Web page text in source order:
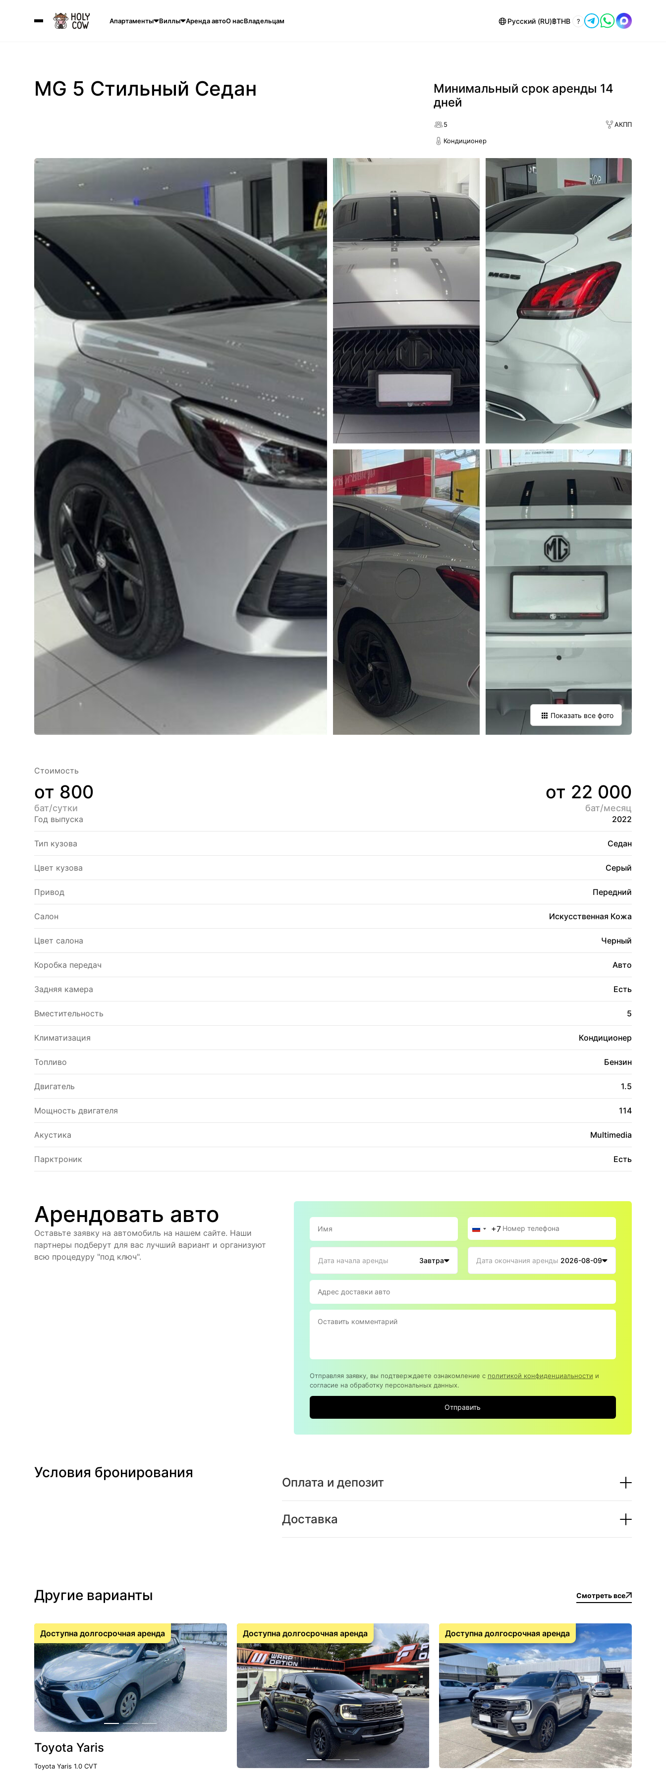
Апартаменты Виллы Аренда автоО насВладельцам Русский (RU)฿THB ?
MG 5 Стильный Седан
Минимальный срок аренды 14
дней
5 АКПП
Кондиционер
Показать все фото
Стоимость
от 800
бат/сутки
от 22 000
бат/месяц
Год выпуска 2022
Тип кузова Седан
Цвет кузова Серый
Привод Передний
Салон Искусственная Кожа
Цвет салона Черный
Коробка передач Авто
Задняя камера Есть
Вместительность 5
Климатизация Кондиционер
Топливо Бензин
Двигатель 1.5
Мощность двигателя 114
Акустика Multimedia
Парктроник Есть
Арендовать авто
Оставьте заявку на автомобиль на нашем сайте. Наши
партнеры подберут для вас лучший вариант и организуют
всю процедуру "под ключ".
Россия
+7
Дата начала аренды Завтра Дата окончания аренды 2026-08-09
Отправляя заявку, вы подтверждаете ознакомление с политикой конфиденциальности и
согласие на обработку персональных данных.
Отправить
Условия бронирования
Оплата и депозит
Доставка
Другие варианты Смотреть все
Toyota Yaris
Toyota Yaris 1.0 CVT
Доступна долгосрочная аренда Доступна долгосрочная аренда Доступна долгосрочная аренда